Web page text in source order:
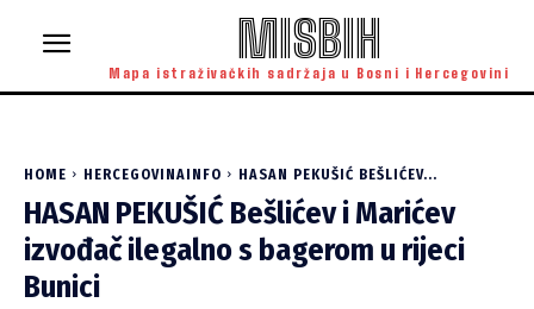
MISBIH
Mapa istraživačkih sadržaja u Bosni i Hercegovini
HOME HERCEGOVINAINFO HASAN PEKUŠIĆ BEŠLIĆEV...
HASAN PEKUŠIĆ Bešlićev i Marićev
izvođač ilegalno s bagerom u rijeci
Bunici